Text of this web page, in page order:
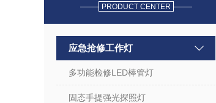
PRODUCT CENTER
应急抢修工作灯
多功能检修LED棒管灯
固态手提强光探照灯